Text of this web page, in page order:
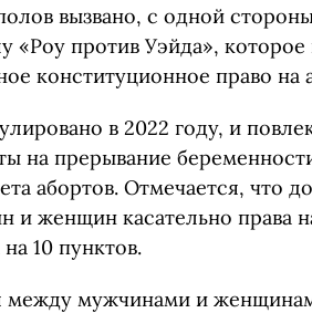
вызвано, с одной
«Роу против Уэйда», которое
конституционное право на
в 2022 году, и
на прерывание
абортов. Отмечается, что
женщин касательно права
10 пунктов.
между мужчинами и